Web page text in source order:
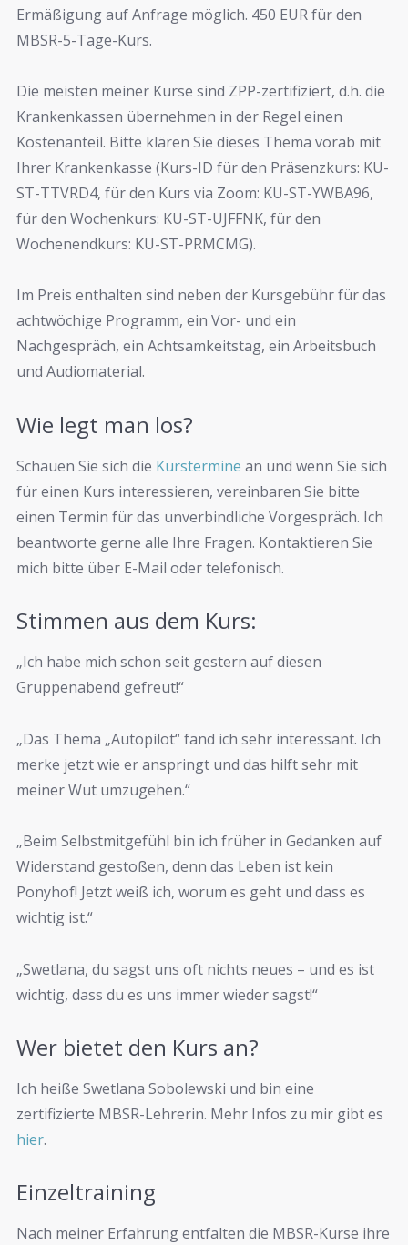
Ermäßigung auf Anfrage möglich. 450 EUR für den
MBSR-5-Tage-Kurs.
Die meisten meiner Kurse sind ZPP-zertifiziert, d.h. die
Krankenkassen übernehmen in der Regel einen
Kostenanteil. Bitte klären Sie dieses Thema vorab mit
Ihrer Krankenkasse (Kurs-ID für den Präsenzkurs: KU-
ST-TTVRD4, für den Kurs via Zoom: KU-ST-YWBA96,
für den Wochenkurs: KU-ST-UJFFNK, für den
Wochenendkurs: KU-ST-PRMCMG).
Im Preis enthalten sind neben der Kursgebühr für das
achtwöchige Programm, ein Vor- und ein
Nachgespräch, ein Achtsamkeitstag, ein Arbeitsbuch
und Audiomaterial.
Wie legt man los?
Schauen Sie sich die Kurstermine an und wenn Sie sich
für einen Kurs interessieren, vereinbaren Sie bitte
einen Termin für das unverbindliche Vorgespräch. Ich
beantworte gerne alle Ihre Fragen. Kontaktieren Sie
mich bitte über E-Mail oder telefonisch.
Stimmen aus dem Kurs:
„Ich habe mich schon seit gestern auf diesen
Gruppenabend gefreut!“
„Das Thema „Autopilot“ fand ich sehr interessant. Ich
merke jetzt wie er anspringt und das hilft sehr mit
meiner Wut umzugehen.“
„Beim Selbstmitgefühl bin ich früher in Gedanken auf
Widerstand gestoßen, denn das Leben ist kein
Ponyhof! Jetzt weiß ich, worum es geht und dass es
wichtig ist.“
„Swetlana, du sagst uns oft nichts neues – und es ist
wichtig, dass du es uns immer wieder sagst!“
Wer bietet den Kurs an?
Ich heiße Swetlana Sobolewski und bin eine
zertifizierte MBSR-Lehrerin. Mehr Infos zu mir gibt es
hier.
Einzeltraining
Nach meiner Erfahrung entfalten die MBSR-Kurse ihre